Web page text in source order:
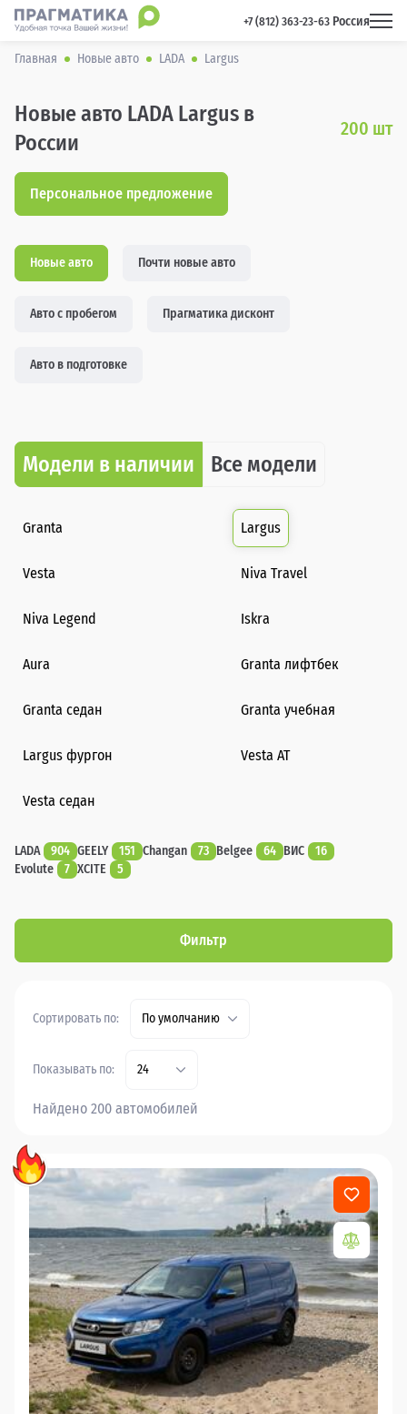
+7 (812) 363-23-63 Россия
Главная Новые авто LADA Largus
Новые авто LADA Largus в
России
200 шт
Персональное предложение
Новые авто Почти новые авто
Авто с пробегом Прагматика дисконт
Авто в подготовке
Модели в наличии Все модели
Granta Largus
Vesta Niva Travel
Niva Legend Iskra
Aura Granta лифтбек
Granta седан Granta учебная
Largus фургон Vesta AT
Vesta седан
LADA 904 GEELY 151 Changan 73 Belgee 64 ВИС
16
Evolute
7 XCITE 5
Фильтр
Сортировать по: По умолчанию
Показывать по: 24
Найдено 200 автомобилей